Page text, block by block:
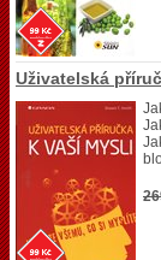
Uživatelská